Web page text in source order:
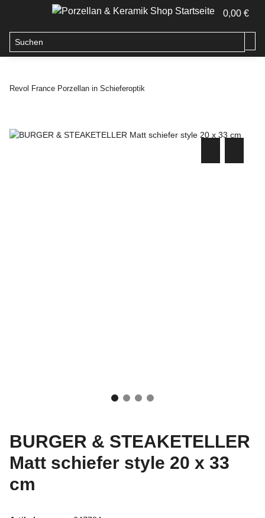
0,00 €
Revol France Porzellan in Schieferoptik
BURGER & STEAKETELLER
Matt schiefer style 20 x 33
cm